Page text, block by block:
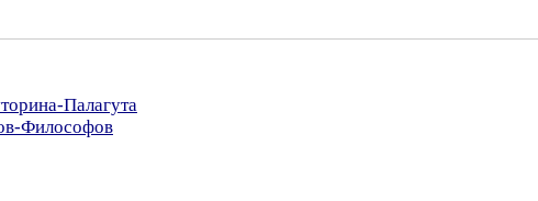
Палагута
Философов